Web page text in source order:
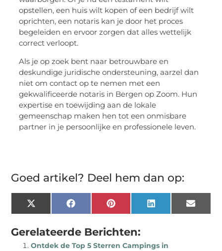
opstellen, een huis wilt kopen of een bedrijf wilt
oprichten, een notaris kan je door het proces
begeleiden en ervoor zorgen dat alles wettelijk
correct verloopt.
Als je op zoek bent naar betrouwbare en
deskundige juridische ondersteuning, aarzel dan
niet om contact op te nemen met een
gekwalificeerde notaris in Bergen op Zoom. Hun
expertise en toewijding aan de lokale
gemeenschap maken hen tot een onmisbare
partner in je persoonlijke en professionele leven.
Goed artikel? Deel hem dan op:
X
(Twitter)
FacebookPinterestLinkedInEmail
Gerelateerde Berichten:
Ontdek de Top 5 Sterren Campings in